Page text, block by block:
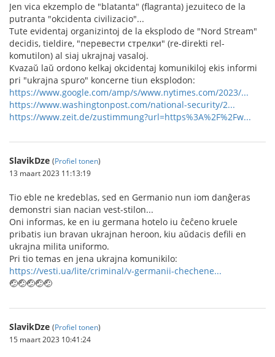
Jen vica ekzemplo de "blatanta" (flagranta) jezuiteco de la
putranta "okcidenta civilizacio"...
Tute evidentaj organizintoj de la eksplodo de "Nord Stream"
decidis, tieldire, "перевести стрелки" (re-direkti rel-
komutilon) al siaj ukrajnaj vasaloj.
Kvazaŭ laŭ ordono kelkaj okcidentaj komunikiloj ekis informi
pri "ukrajna spuro" koncerne tiun eksplodon:
https://www.google.com/amp/s/www.nytimes.com/2023/...
https://www.washingtonpost.com/national-security/2...
https://www.zeit.de/zustimmung?url=https%3A%2F%2Fw...
SlavikDze (Profiel tonen)
13 maart 2023 11:13:19
Tio eble ne kredeblas, sed en Germanio nun iom danĝeras
demonstri sian nacian vest-stilon...
Oni informas, ke en iu germana hotelo iu ĉeĉeno kruele
pribatis iun bravan ukrajnan heroon, kiu aŭdacis defili en
ukrajna milita uniformo.
Pri tio temas en jena ukrajna komunikilo:
https://vesti.ua/lite/criminal/v-germanii-chechene...
🤕🤕🤕🤕🤕
SlavikDze (Profiel tonen)
15 maart 2023 10:41:24